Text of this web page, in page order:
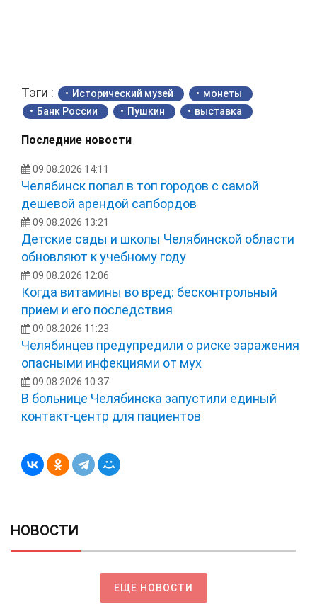
Тэги : Исторический музей
монеты
Банк России
Пушкин выставка
Последние новости
09.08.2026 14:11
Челябинск попал в топ городов с самой
дешевой арендой сапбордов
09.08.2026 13:21
Детские сады и школы Челябинской области
обновляют к учебному году
09.08.2026 12:06
Когда витамины во вред: бесконтрольный
прием и его последствия
09.08.2026 11:23
Челябинцев предупредили о риске заражения
опасными инфекциями от мух
09.08.2026 10:37
В больнице Челябинска запустили единый
контакт-центр для пациентов
НОВОСТИ
ЕЩЕ НОВОСТИ